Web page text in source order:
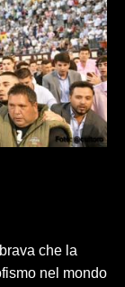
che la
nel mondo